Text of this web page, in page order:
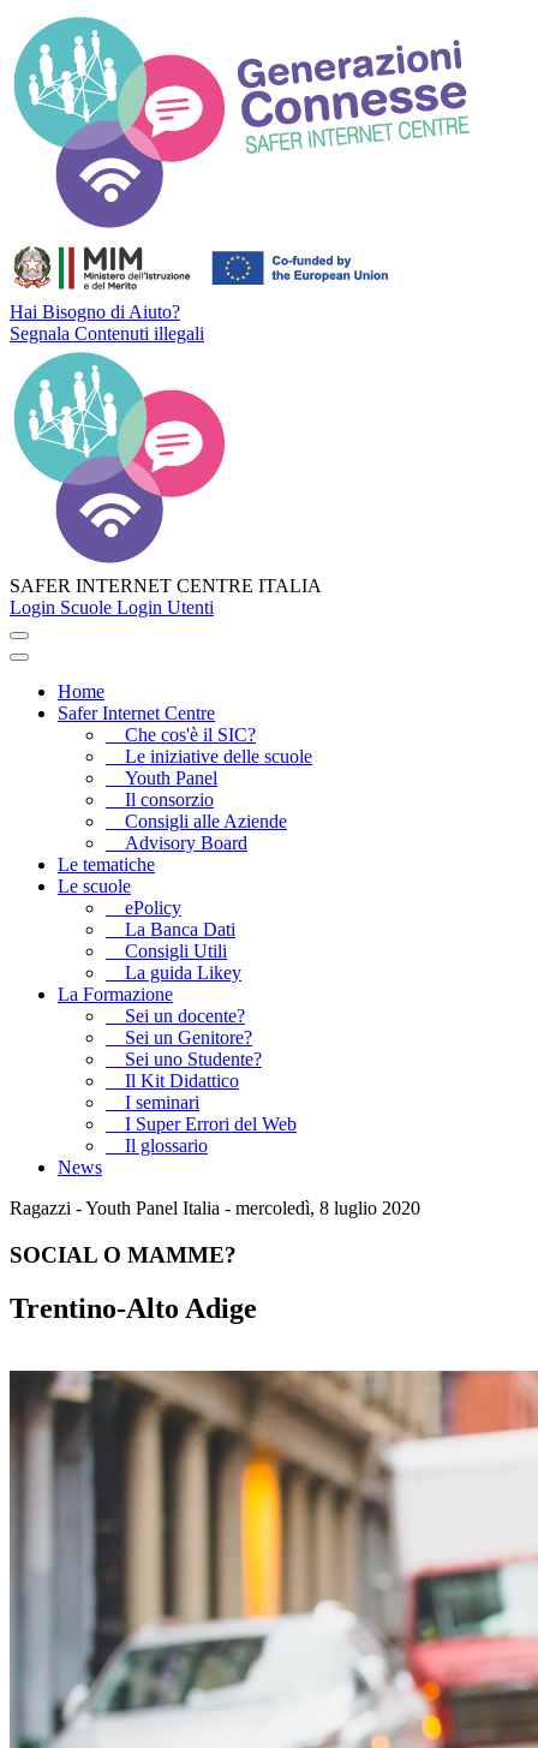
Hai Bisogno di Aiuto?
Segnala Contenuti illegali
SAFER INTERNET CENTRE ITALIA
Login Scuole Login Utenti
Home
Safer Internet Centre
Che cos'è il SIC?
Le iniziative delle scuole
Youth Panel
Il consorzio
Consigli alle Aziende
Advisory Board
Le tematiche
Le scuole
ePolicy
La Banca Dati
Consigli Utili
La guida Likey
La Formazione
Sei un docente?
Sei un Genitore?
Sei uno Studente?
Il Kit Didattico
I seminari
I Super Errori del Web
Il glossario
News
Ragazzi - Youth Panel Italia - mercoledì, 8 luglio 2020
SOCIAL O MAMME?
Trentino-Alto Adige